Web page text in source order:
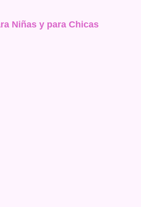
Niñas y para Chicas